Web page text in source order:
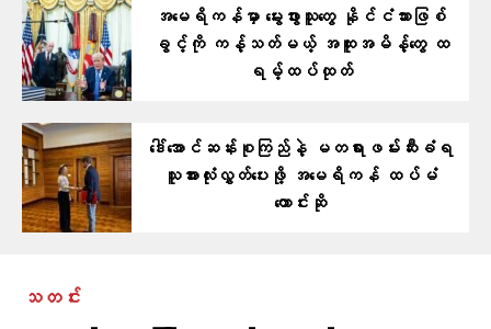
အမေရိကန်မှာ မွေးဖွားသူတွေ နိုင်ငံသားဖြစ်
ခွင့်ကို ကန့်သတ်မယ့် အထူးအမိန့်တွေ ထ
ရမ့်ထပ်ထုတ်
ဒေါ်အောင်ဆန်းစုကြည်နဲ့ မတရားဖမ်းဆီးခံရ
သူအားလုံးလွှတ်ပေးဖို့ အမေရိကန် ထပ်မံ
တောင်းဆို
သတင်း